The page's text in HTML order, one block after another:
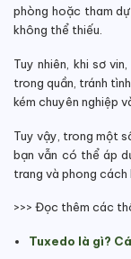
phòng hoặc tham
không thể thiếu.
Tuy nhiên, khi sơ
trong quần, tránh
kém chuyên nghiệp
Tuy vậy, trong một
bạn vẫn có thể áp
trang và phong cách
>>> Đọc thêm các
Tuxedo là gì?